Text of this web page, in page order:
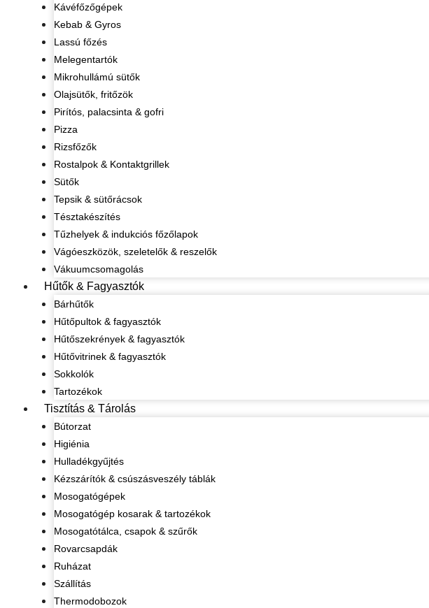
Kávéfőzőgépek
Kebab & Gyros
Lassú főzés
Melegentartók
Mikrohullámú sütők
Olajsütők, fritőzök
Pirítós, palacsinta & gofri
Pizza
Rizsfőzők
Rostalpok & Kontaktgrillek
Sütők
Tepsik & sütőrácsok
Tésztakészítés
Tűzhelyek & indukciós főzőlapok
Vágóeszközök, szeletelők & reszelők
Vákuumcsomagolás
Hűtők & Fagyasztók
Bárhűtők
Hűtőpultok & fagyasztók
Hűtőszekrények & fagyasztók
Hűtővitrinek & fagyasztók
Sokkolók
Tartozékok
Tisztítás & Tárolás
Bútorzat
Higiénia
Hulladékgyűjtés
Kézszárítók & csúszásveszély táblák
Mosogatógépek
Mosogatógép kosarak & tartozékok
Mosogatótálca, csapok & szűrők
Rovarcsapdák
Ruházat
Szállítás
Thermodobozok